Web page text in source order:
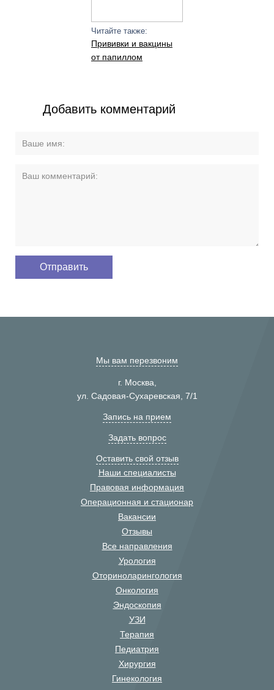
Читайте также:
Прививки и вакцины
от папиллом
Добавить комментарий
Мы вам перезвоним
г. Москва,
ул. Садовая-Сухаревская, 7/1
Запись на прием
Задать вопрос
Оставить свой отзыв
Наши специалисты
Правовая информация
Операционная и стационар
Вакансии
Отзывы
Все направления
Урология
Оториноларингология
Онкология
Эндоскопия
УЗИ
Терапия
Педиатрия
Хирургия
Гинекология